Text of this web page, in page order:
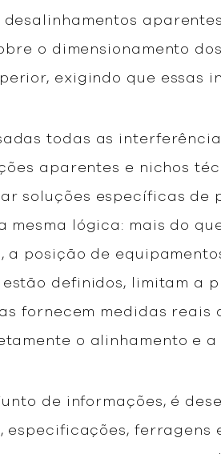
o dimensionamento
exigindo que essas
todas as
aparentes e nichos
soluções específicas
mesma lógica: mais do
a posição de
definidos, limitam a
fornecem medidas
o alinhamento e
de informações, é
especificações,